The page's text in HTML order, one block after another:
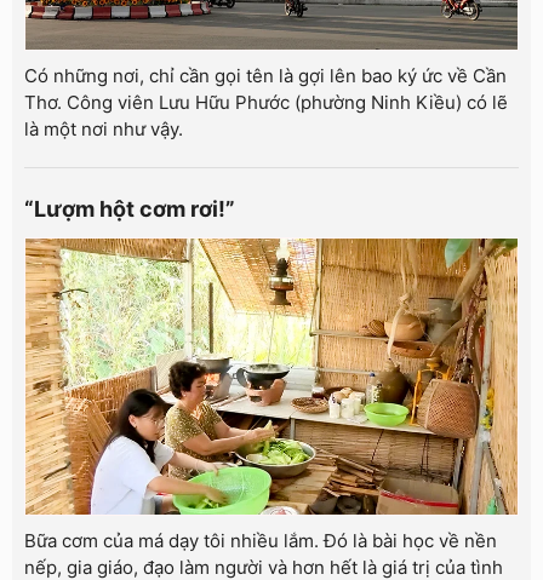
Có những nơi, chỉ cần gọi tên là gợi lên bao ký ức về Cần
Thơ. Công viên Lưu Hữu Phước (phường Ninh Kiều) có lẽ
là một nơi như vậy.
“Lượm hột cơm rơi!”
Bữa cơm của má dạy tôi nhiều lắm. Đó là bài học về nền
nếp, gia giáo, đạo làm người và hơn hết là giá trị của tình